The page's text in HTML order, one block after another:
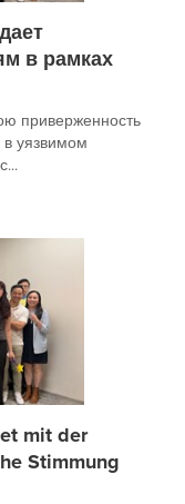
в рамках
приверженность
уязвимом
mit der
Stimmung